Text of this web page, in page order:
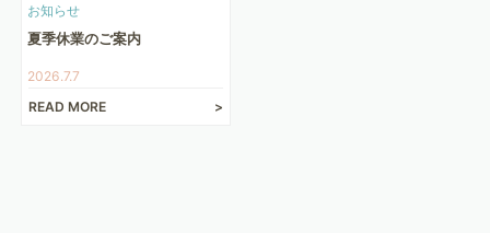
お知らせ
夏季休業のご案内
2026.7.7
READ MORE